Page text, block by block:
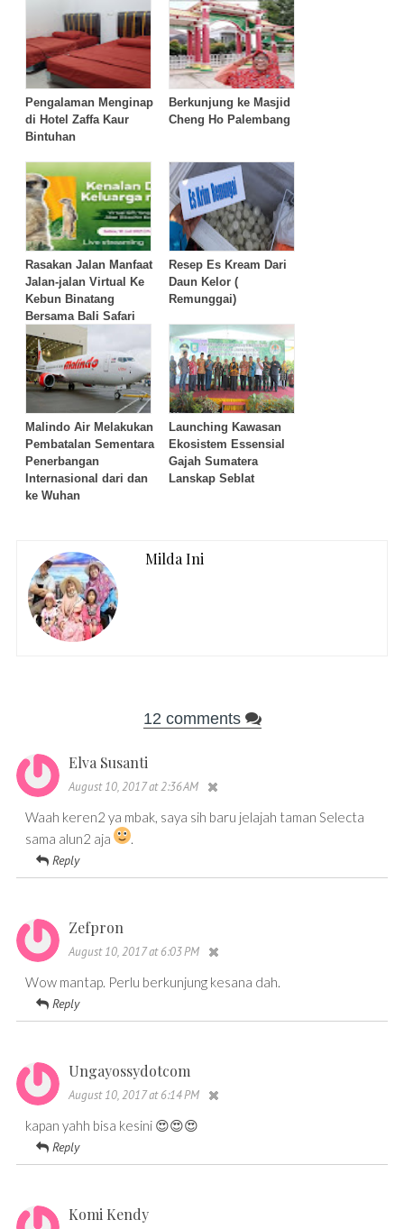
Pengalaman Menginap
di Hotel Zaffa Kaur
Bintuhan
Berkunjung ke Masjid
Cheng Ho Palembang
Rasakan Jalan Manfaat
Jalan-jalan Virtual Ke
Kebun Binatang
Bersama Bali Safari
Resep Es Kream Dari
Daun Kelor (
Remunggai)
Malindo Air Melakukan
Pembatalan Sementara
Penerbangan
Internasional dari dan
ke Wuhan
Launching Kawasan
Ekosistem Essensial
Gajah Sumatera
Lanskap Seblat
Milda Ini
12 comments
Elva Susanti
August 10, 2017 at 2:36 AM
Waah keren2 ya mbak, saya sih baru jelajah taman Selecta
sama alun2 aja
.
Reply
Zefpron
August 10, 2017 at 6:03 PM
Wow mantap. Perlu berkunjung kesana dah.
Reply
Ungayossydotcom
August 10, 2017 at 6:14 PM
kapan yahh bisa kesini 😍😍😍
Reply
Komi Kendy